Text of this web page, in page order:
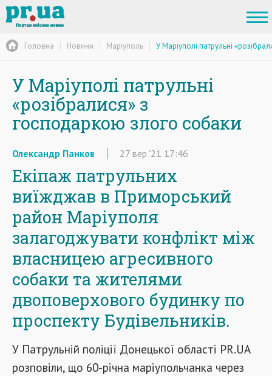
Головна Новини Маріуполь У Маріуполі патрульні
У Маріуполі патрульні
«розібралися» з
господаркою злого собаки
Олександр Панков 27 вер '21 17:46
Екіпаж патрульних
виїжджав в Приморський
район Маріуполя
залагоджувати конфлікт між
власницею агресивного
собаки та жителями
двоповерхового будинку по
проспекту Будівельників.
У Патрульній поліції Донецької області PR.UA
розповіли, що 60-річна маріупольчанка через